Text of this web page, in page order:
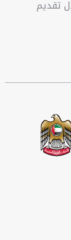
تقديم